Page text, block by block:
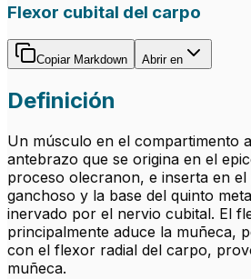
Flexor cubital del carpo
Copiar Markdown Abrir en
Definición
Un músculo en el compartimento
antebrazo que se origina en el
proceso olecranon, e inserta en
ganchoso y la base del quinto
inervado por el nervio cubital. El
principalmente aduce la muñeca,
con el flexor radial del carpo,
muñeca.